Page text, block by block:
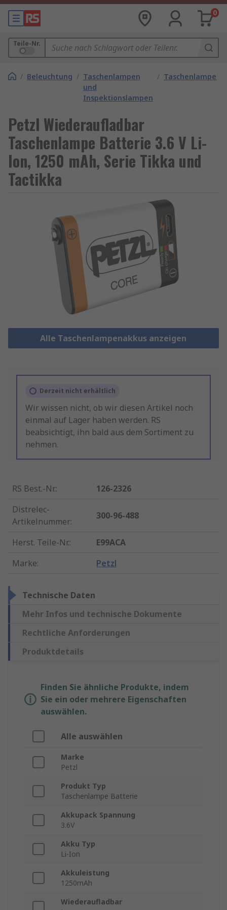
0
Teile-Nr.
/ Beleuchtung / Taschenlampen
und
Inspektionslampen
/
Petzl Wiederaufladbar
Taschenlampe Batterie 3.6 V Li-
Ion, 1250 mAh, Serie Tikka und
Tactikka
Alle Taschenlampenakkus anzeigen
Derzeit nicht erhältlich
Wir wissen nicht, ob wir diesen Artikel noch
einmal auf Lager haben werden. RS
beabsichtigt, ihn bald aus dem Sortiment zu
nehmen.
RS Best.-Nr.:
126-2326
Distrelec-
Artikelnummer:
300-96-488
Herst. Teile-Nr.:
E99ACA
Marke: Petzl
Technische Daten
Mehr Infos und technische Dokumente
Rechtliche Anforderungen
Produktdetails
Finden Sie ähnliche Produkte, indem
Sie ein oder mehrere Eigenschaften
auswählen.
Alle auswählen
Marke
Petzl
Produkt Typ
Taschenlampe Batterie
Akkupack Spannung
3.6V
Akku Typ
Li-Ion
Akkuleistung
1250mAh
Wiederaufladbar